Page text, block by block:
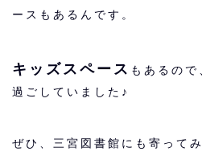
ースもあるんです。
キッズスペース もあるの
過ごしていました♪
ぜひ、三宮図書館にも寄って